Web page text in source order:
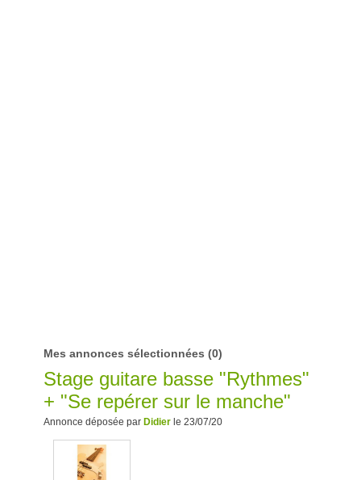
Mes annonces sélectionnées (0)
Stage guitare basse "Rythmes"
+ "Se repérer sur le manche"
Annonce déposée par Didier le 23/07/20